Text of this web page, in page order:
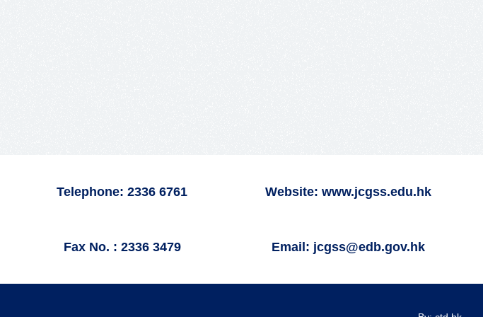
Telephone: 2336 6761 Website: www.jcgss.edu.hk
Fax No. : 2336 3479 Email: jcgss@edb.gov.hk